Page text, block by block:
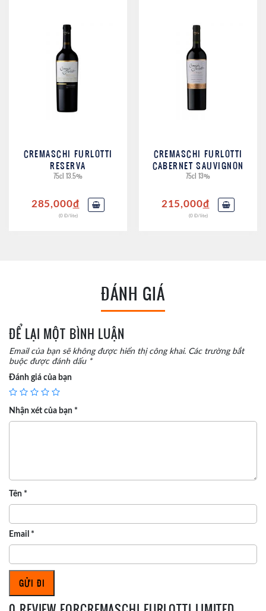
CREMASCHI FURLOTTI
RESERVA
75cl 13.5%
285,000đ
(0 Đ/lite)
CREMASCHI FURLOTTI
CABERNET SAUVIGNON
75cl 13%
215,000đ
(0 Đ/lite)
ĐÁNH GIÁ
ĐỂ LẠI MỘT BÌNH LUẬN
Email của bạn sẽ không được hiển thị công khai. Các trường bắt
buộc được đánh dấu *
Đánh giá của bạn
Nhận xét của bạn *
Tên *
Email *